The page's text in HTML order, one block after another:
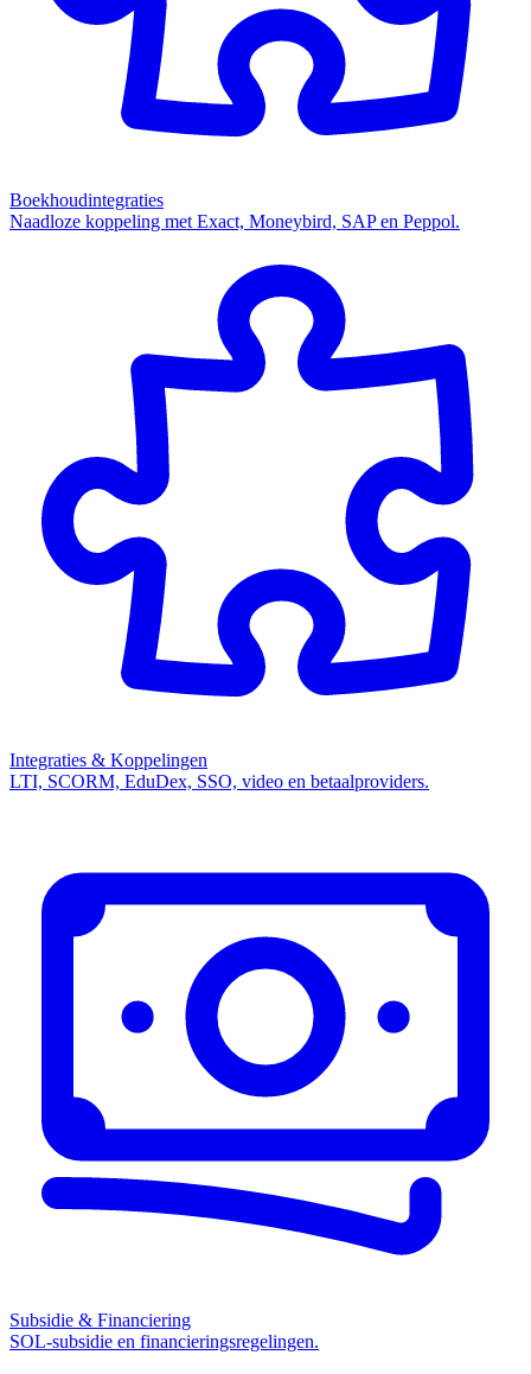
Boekhoudintegraties
Naadloze koppeling met Exact, Moneybird, SAP en Peppol.
Integraties & Koppelingen
LTI, SCORM, EduDex, SSO, video en betaalproviders.
Subsidie & Financiering
SOL-subsidie en financieringsregelingen.